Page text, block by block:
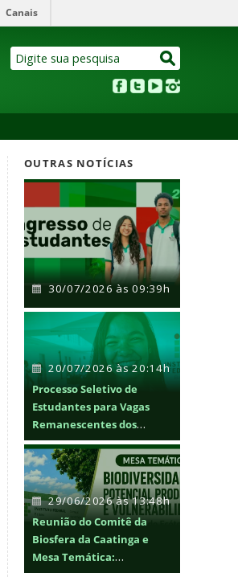
Canais
OUTRAS NOTÍCIAS
30/07/2026 às 09:39h
20/07/2026 às 20:14h
Processo Seletivo de
Estudantes para Vagas
Remanescentes dos
Cursos de graduação
29/06/2026 às 13:48h
Reunião do Comitê da
Biosfera da Caatinga e
Mesa Temática:
Biodiversidade, Potencial